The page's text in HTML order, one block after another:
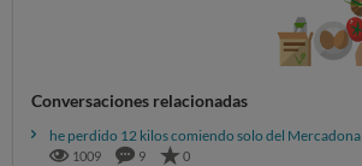
Conversaciones relacionadas
he perdido 12 kilos comiendo solo del Mercadona
1009 9 0